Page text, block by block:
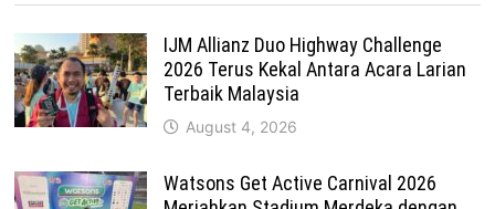
IJM Allianz Duo Highway Challenge
2026 Terus Kekal Antara Acara Larian
Terbaik Malaysia
August 4, 2026
Watsons Get Active Carnival 2026